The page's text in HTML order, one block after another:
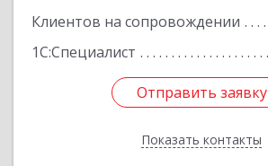
Клиентов на сопровождении
1С:Специалист
Отправить заявку
Показать контакты
Отправить заявку
Назад